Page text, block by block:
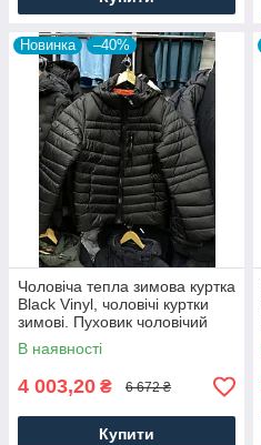
Новинка –40%
Чоловіча тепла зимова куртка
Black Vinyl, чоловічі куртки
зимові. Пуховик чоловічий
зима. Чоловічий одяг
В наявності
4 003,20 ₴ 6 672 ₴
Купити